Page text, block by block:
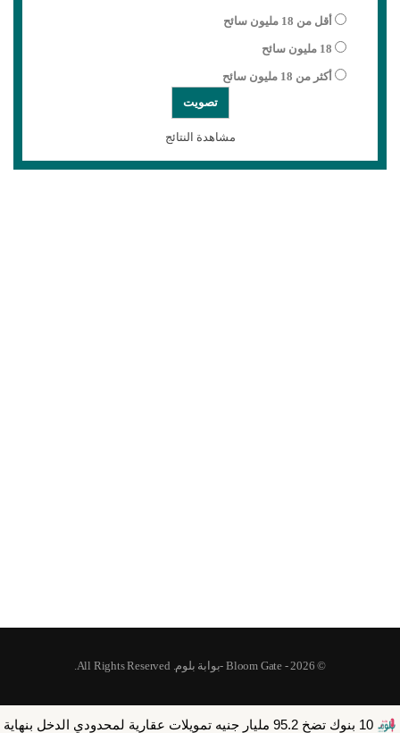
أقل من 18 مليون سائح
18 مليون سائح
أكثر من 18 مليون سائح
مشاهدة النتائج
© 2026 - Bloom Gate -بوابة بلوم. All Rights Reserved.